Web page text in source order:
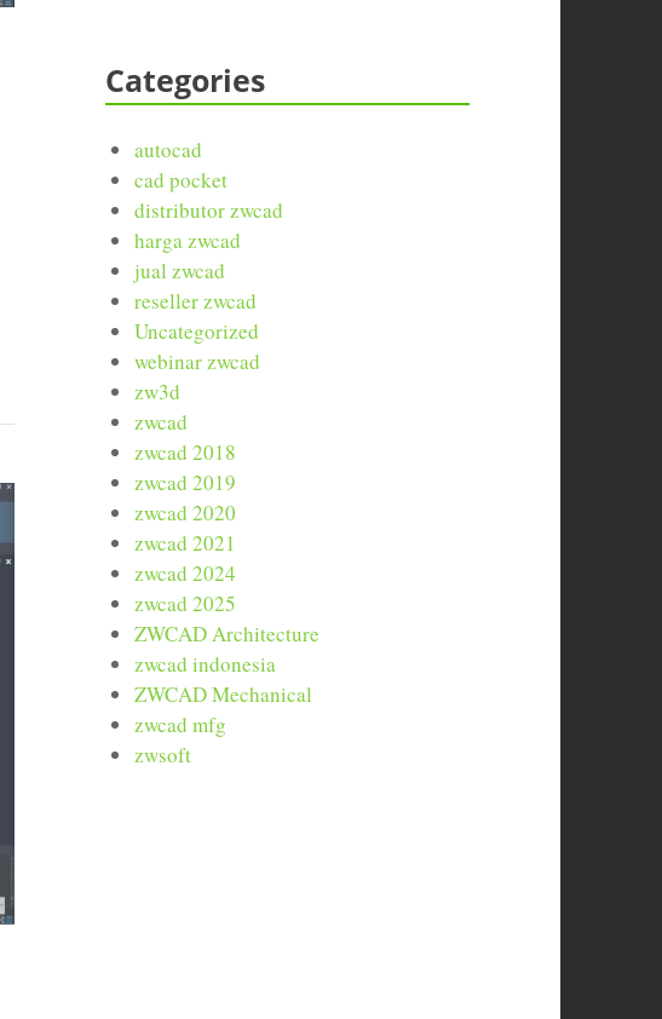
Categories
autocad
cad pocket
distributor zwcad
harga zwcad
jual zwcad
reseller zwcad
Uncategorized
webinar zwcad
zw3d
zwcad
zwcad 2018
zwcad 2019
zwcad 2020
zwcad 2021
zwcad 2024
zwcad 2025
ZWCAD Architecture
zwcad indonesia
ZWCAD Mechanical
zwcad mfg
zwsoft